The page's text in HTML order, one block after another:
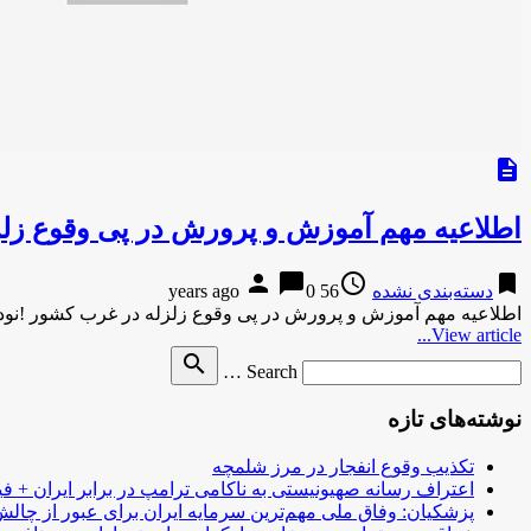
description
اطلاعیه مهم آموزش و پرورش در پی وقوع
bookmark دسته‌بندی نشده access_time
56 years ago
person chat_bubble0
اطلاعیه مهم آموزش و پرورش در پی وقوع زلزله در غرب کشور
View article...
Search …
search
نوشته‌های تازه
تکذیب وقوع انفجار در مرز شلمچه
اعتراف رسانه صهیونیستی به ناکامی ترامپ در برابر ایران +
پزشکیان: وفاق ملی مهم‌ترین سرمایه ایران برای عبور از